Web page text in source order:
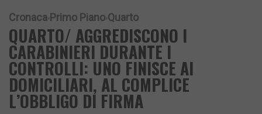
Cronaca Primo Piano Quarto
QUARTO/ AGGREDISCONO I
CARABINIERI DURANTE I
CONTROLLI: UNO FINISCE AI
DOMICILIARI, AL COMPLICE
L’OBBLIGO DI FIRMA